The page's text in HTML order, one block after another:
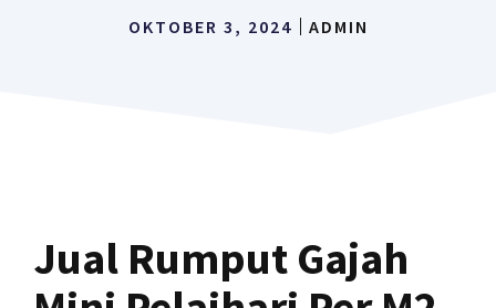
OKTOBER 3, 2024 ADMIN
Jual Rumput Gajah